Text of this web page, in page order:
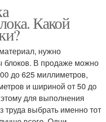
Какой
нужно
блоков. В продаже можно
до 625 миллиметров,
и шириной от 50 до
для выполнения
труда выбрать именно тот